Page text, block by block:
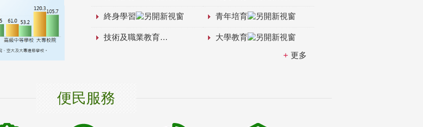
終身學習 青年培育
技術及職業教育 大學教育
更多
便民服務